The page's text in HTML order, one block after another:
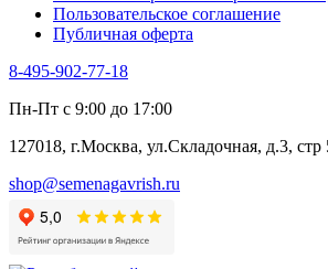
Пользовательское соглашение
Публичная оферта
8-495-902-77-18
Пн-Пт с 9:00 до 17:00
127018, г.Москва, ул.Складочная, д.3, стр
shop@semenagavrish.ru